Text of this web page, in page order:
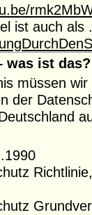
ist auch als
was ist das?
müssen
der